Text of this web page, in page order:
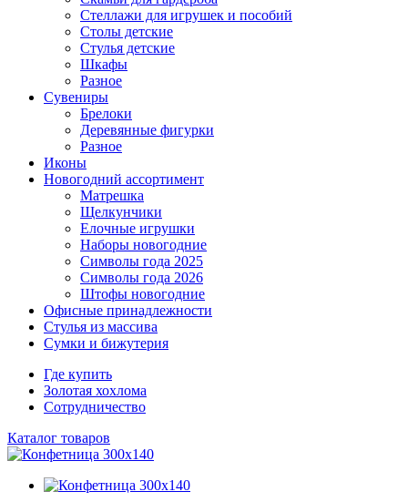
Стеллажи для игрушек и пособий
Столы детские
Стулья детские
Шкафы
Разное
Сувениры
Брелоки
Деревянные фигурки
Разное
Иконы
Новогодний ассортимент
Матрешка
Щелкунчики
Елочные игрушки
Наборы новогодние
Символы года 2025
Символы года 2026
Штофы новогодние
Офисные принадлежности
Стулья из массива
Сумки и бижутерия
Где купить
Золотая хохлома
Сотрудничество
Каталог товаров